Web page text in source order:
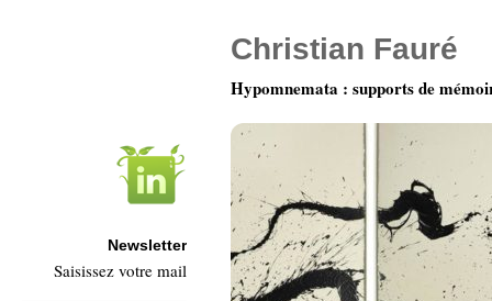
Christian Fauré
Hypomnemata : supports de
Newsletter
Saisissez votre mail